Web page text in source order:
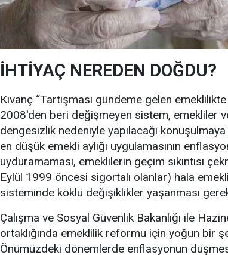
İHTİYAÇ NEREDEN DOĞDU?
Kıvanç “Tartışması gündeme gelen
2008'den beri değişmeyen sistem, emekliler
dengesizlik nedeniyle yapılacağı
en düşük emekli aylığı uygulamasının
uyduramaması, emeklilerin geçim sıkıntısı
Eylül 1999 öncesi sigortalı olanlar) hala
sisteminde köklü değişiklikler yaşanması
Çalışma ve Sosyal Güvenlik Bakanlığı ile
ortaklığında emeklilik reformu için yoğun bir
Önümüzdeki dönemlerde enflasyonun